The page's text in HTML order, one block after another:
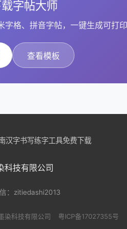
字帖大师
字格、拼音字帖，一键生成可打
查看模板
汉字书写练字工具免费下载
科技有限公司
：zitiedashi2013
科技有限公司 粤ICP备17027355号